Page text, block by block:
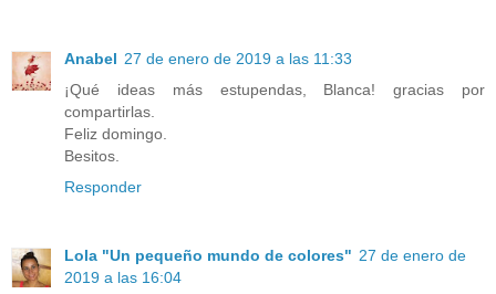
Anabel 27 de enero de 2019 a las 11:33
¡Qué ideas más estupendas, Blanca! gracias por
compartirlas.
Feliz domingo.
Besitos.
Responder
Lola "Un pequeño mundo de colores" 27 de enero de
2019 a las 16:04